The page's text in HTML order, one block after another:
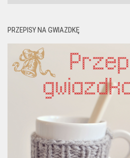
PRZEPISY NA GWIAZDKĘ